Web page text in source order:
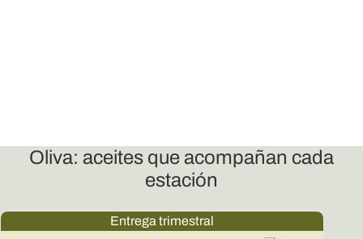
Oliva: aceites que acompañan cada
estación
Entrega trimestral